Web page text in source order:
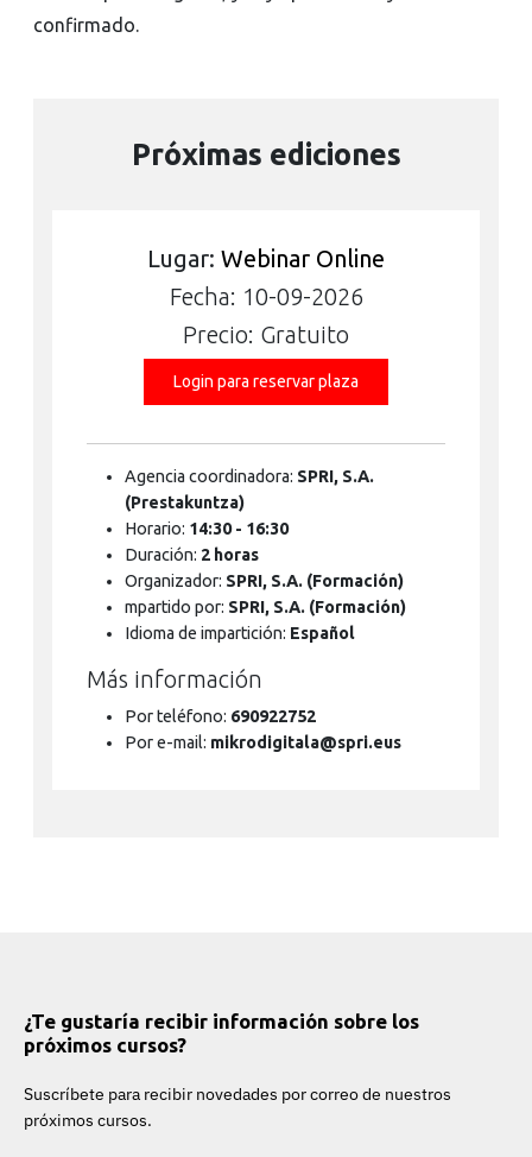
confirmado.
Próximas ediciones
Lugar: Webinar Online
Fecha: 10-09-2026
Precio: Gratuito
Login para reservar plaza
Agencia coordinadora: SPRI, S.A.
(Prestakuntza)
Horario: 14:30 - 16:30
Duración: 2 horas
Organizador: SPRI, S.A. (Formación)
mpartido por: SPRI, S.A. (Formación)
Idioma de impartición: Español
Más información
Por teléfono: 690922752
Por e-mail: mikrodigitala@spri.eus
¿Te gustaría recibir información sobre los
próximos cursos?
Suscríbete para recibir novedades por correo de nuestros
próximos cursos.